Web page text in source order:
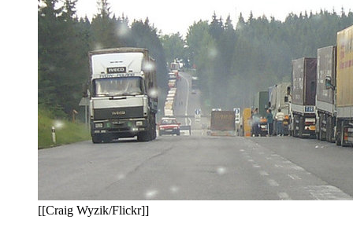
[[Craig Wyzik/Flickr]]